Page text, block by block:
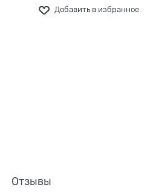
Добавить в избранное
Отзывы